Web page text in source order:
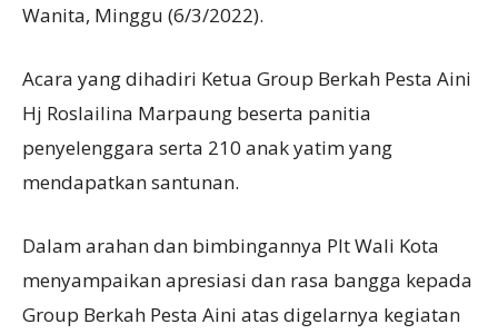
Wanita, Minggu (6/3/2022).
Acara yang dihadiri Ketua Group Berkah Pesta Aini
Hj Roslailina Marpaung beserta panitia
penyelenggara serta 210 anak yatim yang
mendapatkan santunan.
Dalam arahan dan bimbingannya Plt Wali Kota
menyampaikan apresiasi dan rasa bangga kepada
Group Berkah Pesta Aini atas digelarnya kegiatan